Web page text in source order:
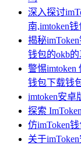
深入探讨
南,imtoken
揭秘
钱包的okb的
警惕imtoken
钱包下载钱
imtoken安卓
探索
仿imToken
关于